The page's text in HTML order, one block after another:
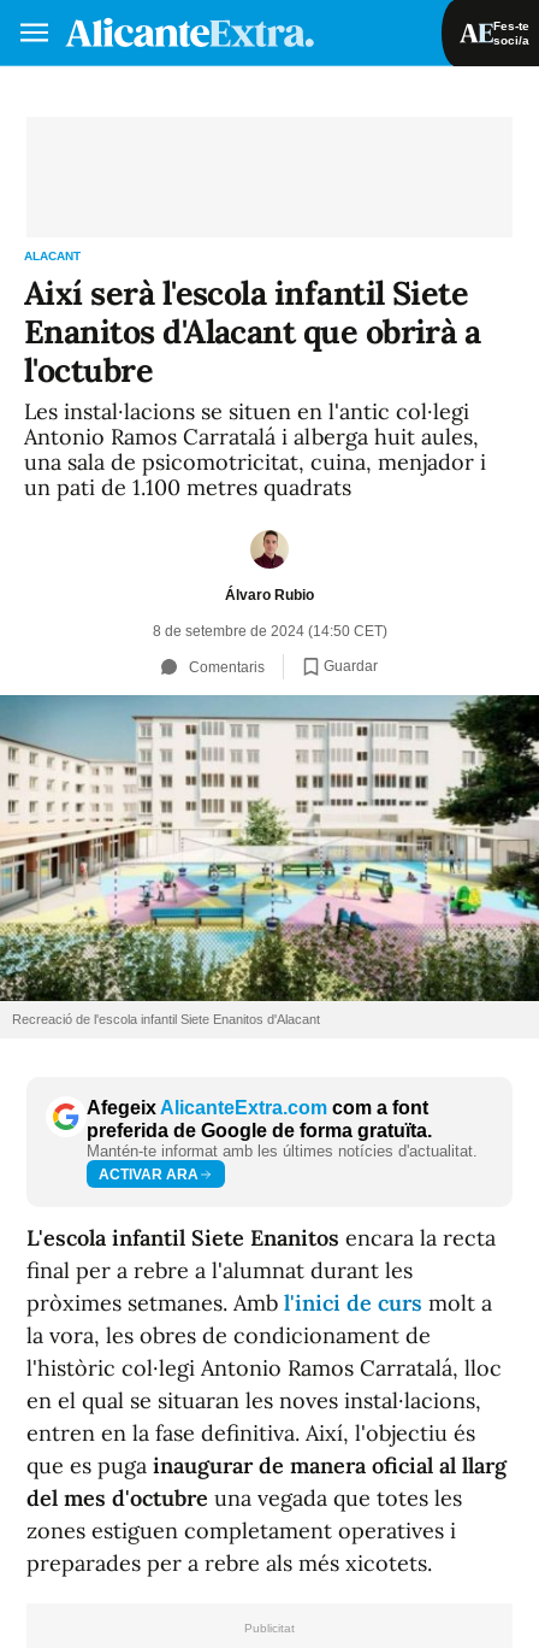
Fes-te
soci/a
ALACANT
Així serà l'escola infantil Siete
Enanitos d'Alacant que obrirà a
l'octubre
Les instal·lacions se situen en l'antic col·legi
Antonio Ramos Carratalá i alberga huit aules,
una sala de psicomotricitat, cuina, menjador i
un pati de 1.100 metres quadrats
Álvaro Rubio
8 de setembre de 2024 (14:50 CET)
Comentaris Guardar
Recreació de l'escola infantil Siete Enanitos d'Alacant
AfegeixAlicanteExtra.com com a font
preferida de Google de forma gratuïta.
Mantén-te informat amb les últimes notícies d'actualitat.
ACTIVAR ARA
L'escola infantil Siete Enanitos encara la recta
final per a rebre a l'alumnat durant les
pròximes setmanes. Amb l'inici de curs molt a
la vora, les obres de condicionament de
l'històric col·legi Antonio Ramos Carratalá, lloc
en el qual se situaran les noves instal·lacions,
entren en la fase definitiva. Així, l'objectiu és
que es puga inaugurar de manera oficial al llarg
del mes d'octubre una vegada que totes les
zones estiguen completament operatives i
preparades per a rebre als més xicotets.